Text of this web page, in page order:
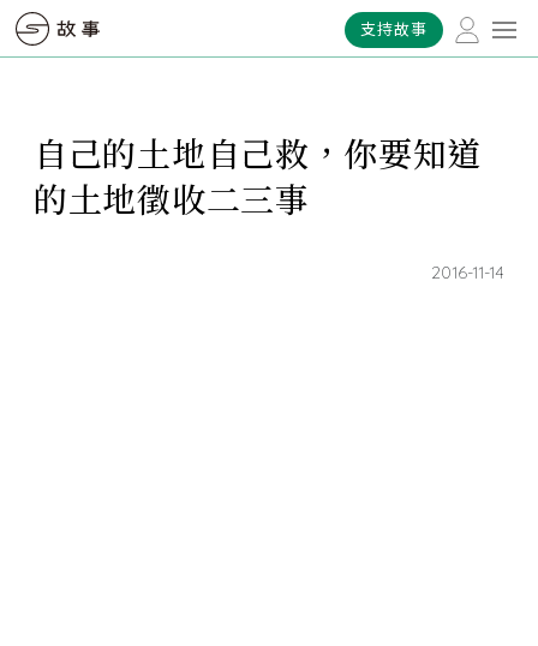
支持故事
自己的土地自己救，你要知道
的土地徵收二三事
2016-11-14